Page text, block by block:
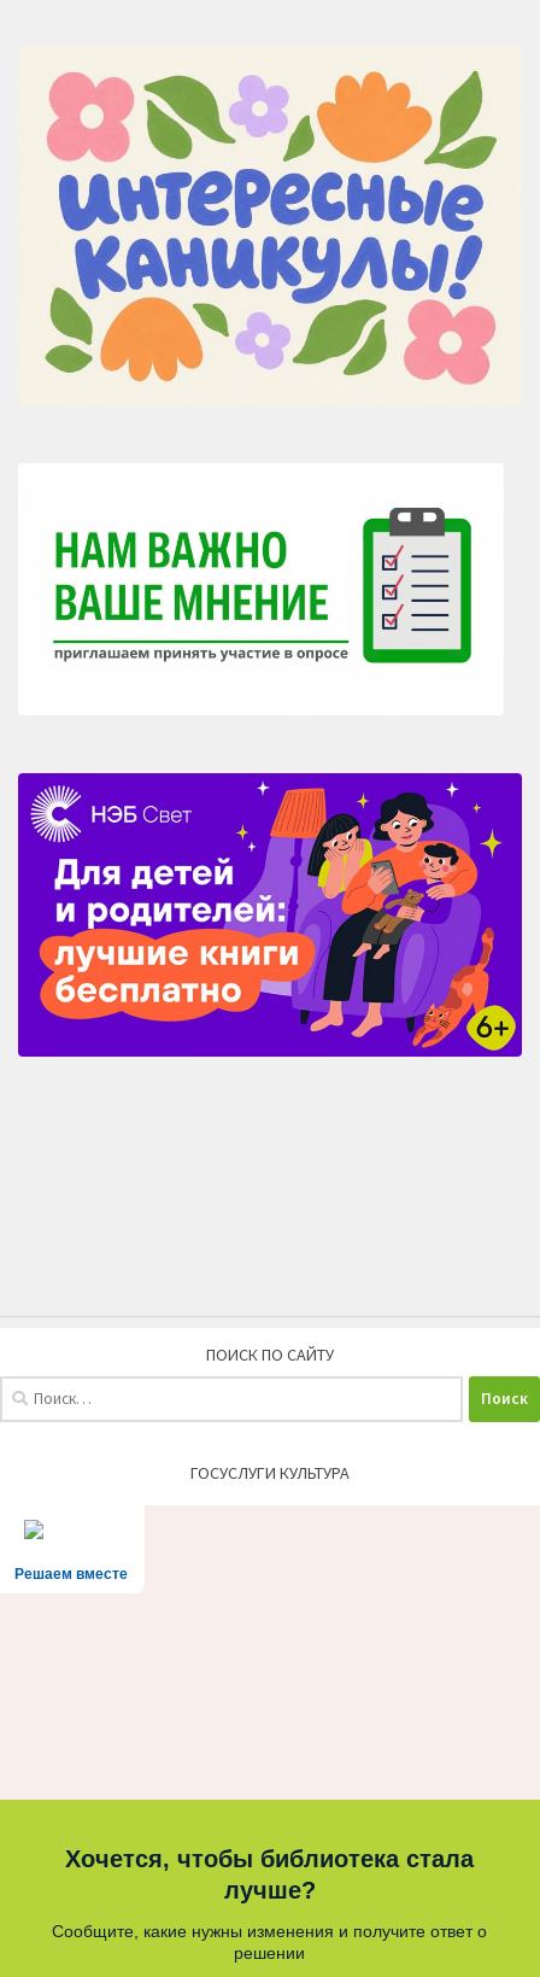
ПОИСК ПО САЙТУ
ГОСУСЛУГИ КУЛЬТУРА
Решаем вместе
Хочется, чтобы библиотека стала
лучше?
Сообщите, какие нужны изменения и получите ответ о
решении